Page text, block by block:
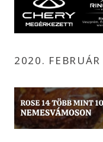
2020.